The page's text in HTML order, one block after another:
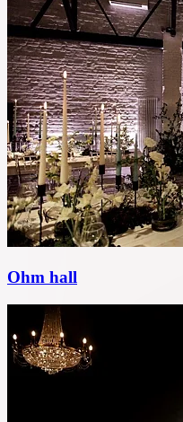
Ohm hall